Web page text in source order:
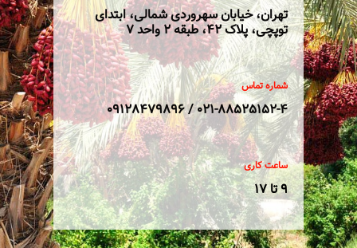
تهران، خیابان سهروردی شمالی، ابتدای
توپچی، پلاک 42، طبقه 2 واحد 7
شماره تماس
021-88525152-4 / 09128479896
ساعت کاری
9 تا 17